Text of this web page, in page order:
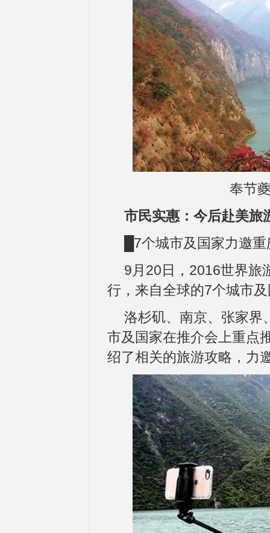
奉节
市民实惠：今后赴美旅
█7个城市及国家力邀
9月20日，2016世界旅
行，来自全球的7个城市
洛杉矶、南京、张家界
市及国家在推介会上重点
绍了相关的旅游攻略，力